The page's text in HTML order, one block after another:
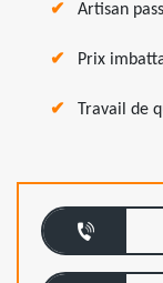
Artisan
Prix
Travail de